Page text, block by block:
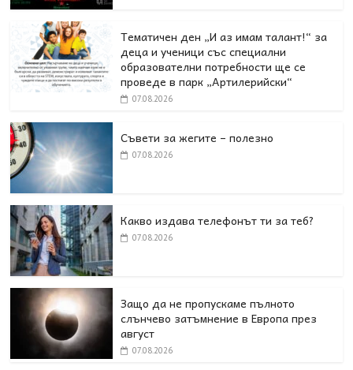
Тематичен ден „И аз имам талант!“ за
деца и ученици със специални
образователни потребности ще се
проведе в парк „Артилерийски“
07.08.2026
Съвети за жегите – полезно
07.08.2026
Какво издава телефонът ти за теб?
07.08.2026
Защо да не пропускаме пълното
слънчево затъмнение в Европа през
август
07.08.2026